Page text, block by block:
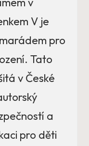
V je
pro
Tato
v České
a
pro děti